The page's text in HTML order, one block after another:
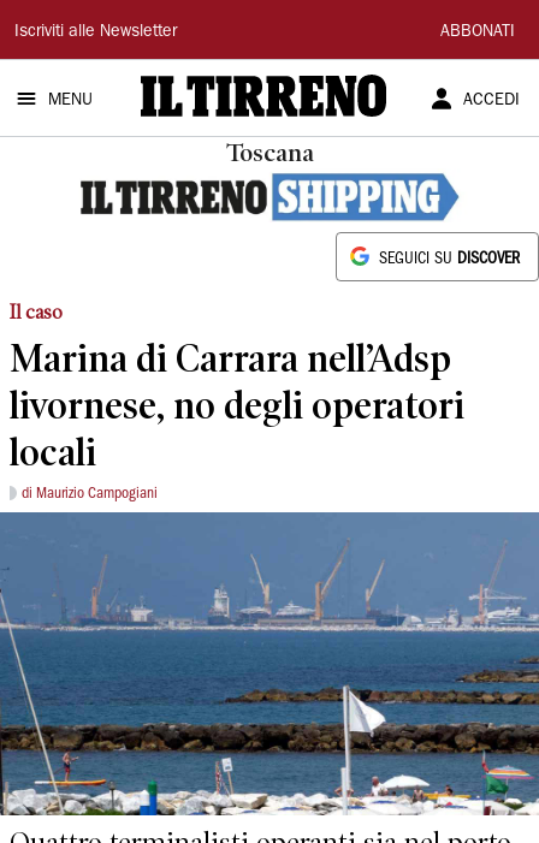
Il
Tirreno
Iscriviti alle Newsletter ABBONATI
MENU ACCEDI
Toscana
SEGUICI SU DISCOVER
Il caso
Marina di Carrara nell’Adsp
livornese, no degli operatori
locali
di Maurizio Campogiani